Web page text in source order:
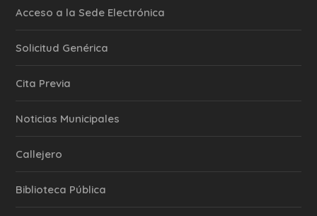
Acceso a la Sede Electrónica
Solicitud Genérica
Cita Previa
‎Noticias Municipales
Callejero
Biblioteca Pública